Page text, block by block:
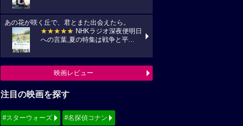
あの花が咲く丘で、君とまた出会えたら。
★★★★★ NHKラジオ深夜便明日
への言葉,夏の特集は戦争と平...
映画レビュー
注目の映画を探す
#スターウォーズ #名探偵コナン